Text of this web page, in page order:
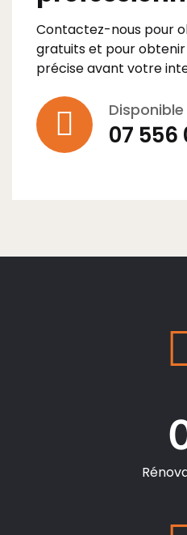
Contactez-nous pour
gratuits et pour
précise avant votre
07 556